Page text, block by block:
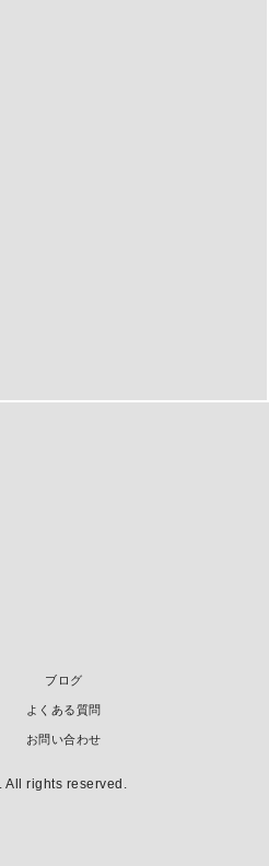
ブログ
よくある質問
お問い合わせ
All rights reserved.